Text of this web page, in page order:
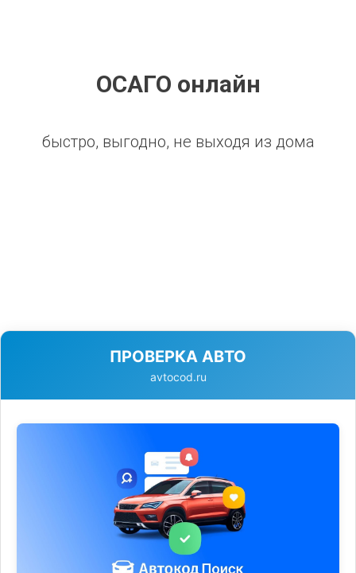
ОСАГО онлайн
быстро, выгодно, не выходя из дома
ПРОВЕРКА АВТО
avtocod.ru